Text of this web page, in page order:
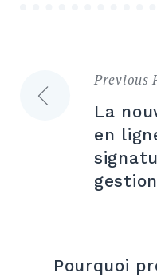
l’article
Previous
La
en
Pourquoi